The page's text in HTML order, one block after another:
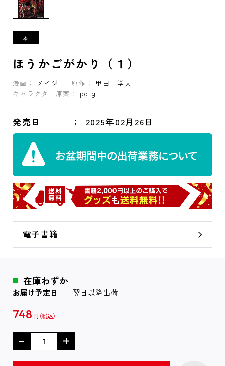
ほうかごがかり（１）
漫画： メイジ 原作：
甲田 学人
キャラクター原案：
potg
発売日 2025年02月26日
電子書籍
在庫わずか
お届け予定日 翌日以降出荷
748 円